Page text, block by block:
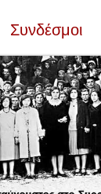
Συνδέσμοι